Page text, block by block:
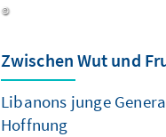
Zwischen Wut und
Libanons junge
Hoffnung